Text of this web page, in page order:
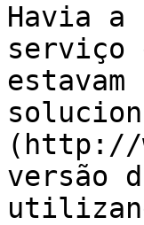
Havia a
serviço
(http://
versão